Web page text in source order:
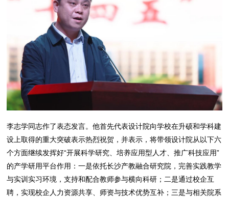
李志学同志作了表态发言。他首先代表设计院向学校在升硕和学科建
设上取得的重大突破表示热烈祝贺，并表示，将带领设计院从以下六
个方面继续发挥好“开展科学研究、培养应用型人才、推广科技应用”
的产学研用平台作用：一是依托长沙产教融合研究院，完善实践教学
与实训实习环境，支持和配合教师参与横向科研；二是通过校企互
聘，实现校企人力资源共享、师资与技术优势互补；三是与相关院系